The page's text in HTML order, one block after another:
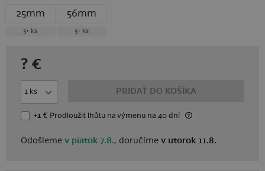
25mm
3+ ks
56mm
3+ ks
? €
PRIDAŤ DO KOŠÍKA
+1 € Prodloužit lhůtuna výmenu na 40 dní
Odošlemev piatok 7.8., doručímev utorok 11.8.